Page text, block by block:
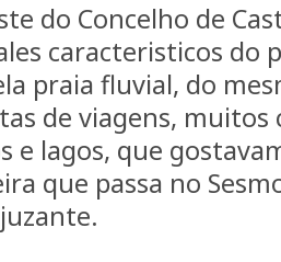
do Concelho de
caracteristicos do
praia fluvial, do
de viagens, muitos
e lagos, que
que passa no